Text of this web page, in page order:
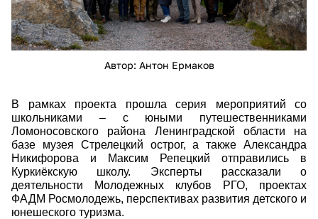
Автор: Антон Ермаков
В рамках проекта прошла серия мероприятий со
школьниками – с юными путешественниками
Ломоносовского района Ленинградской области на
базе музея Стрелецкий острог, а также Александра
Никифорова и Максим Репецкий отправились в
Куркиёкскую школу. Эксперты рассказали о
деятельности Молодежных клубов РГО, проектах
ФАДМ Росмолодежь, перспективах развития детского и
юнешеского туризма.